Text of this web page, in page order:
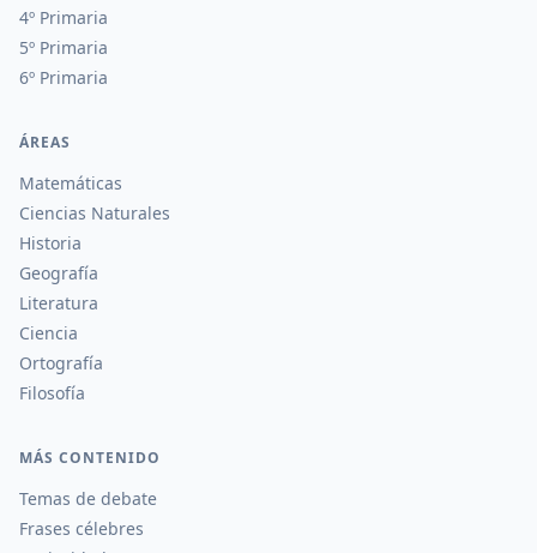
4º Primaria
5º Primaria
6º Primaria
ÁREAS
Matemáticas
Ciencias Naturales
Historia
Geografía
Literatura
Ciencia
Ortografía
Filosofía
MÁS CONTENIDO
Temas de debate
Frases célebres